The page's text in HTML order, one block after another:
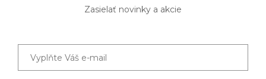
Zasielať novinky a akcie